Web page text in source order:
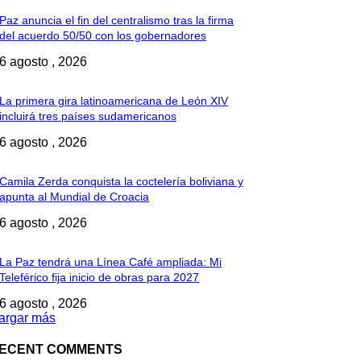
Paz anuncia el fin del centralismo tras la firma
del acuerdo 50/50 con los gobernadores
6 agosto , 2026
La primera gira latinoamericana de León XIV
incluirá tres países sudamericanos
6 agosto , 2026
Camila Zerda conquista la coctelería boliviana y
apunta al Mundial de Croacia
6 agosto , 2026
La Paz tendrá una Línea Café ampliada: Mi
Teleférico fija inicio de obras para 2027
6 agosto , 2026
más
COMMENTS